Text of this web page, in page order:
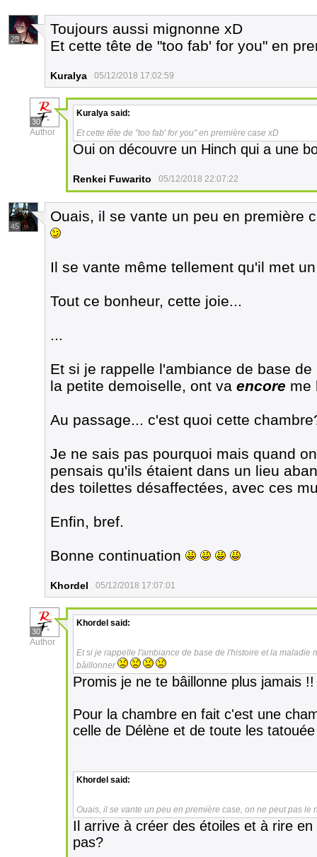
28
Toujours aussi mignonne xD
Et cette tête de "too fab' for you" en
Kuralya 05/12/2018 17:02:59
30
Author
Kuralya said:
Et cette tête de "too fab' for you" en première case xD
Oui on découvre un Hinch qui a une
Renkei Fuwarito 05/12/2018 22:07:22
45
Ouais, il se vante un peu en première
Il se vante même tellement qu'il met
Tout ce bonheur, cette joie...
...
Et si je rappelle l'ambiance de base
la petite demoiselle, ont va encore me
Au passage... c'est quoi cette
Je ne sais pas pourquoi mais quand
pensais qu'ils étaient dans un lieu
des toilettes désaffectées, avec ces
Enfin, bref.
Bonne continuation
Khordel 05/12/2018 17:07:01
30
Author
Khordel said:
Et si je rappelle l'ambiance de base de l'histoire et la maladie
bâillonner
Promis je ne te bâillonne plus jamais !!
Pour la chambre en fait c'est une
celle de Délène et de toute les tatouée
Khordel said:
Ouais, il se vante un peu en première case, on ne peut pas le
Il arrive à créer des étoiles et à rire
pas?